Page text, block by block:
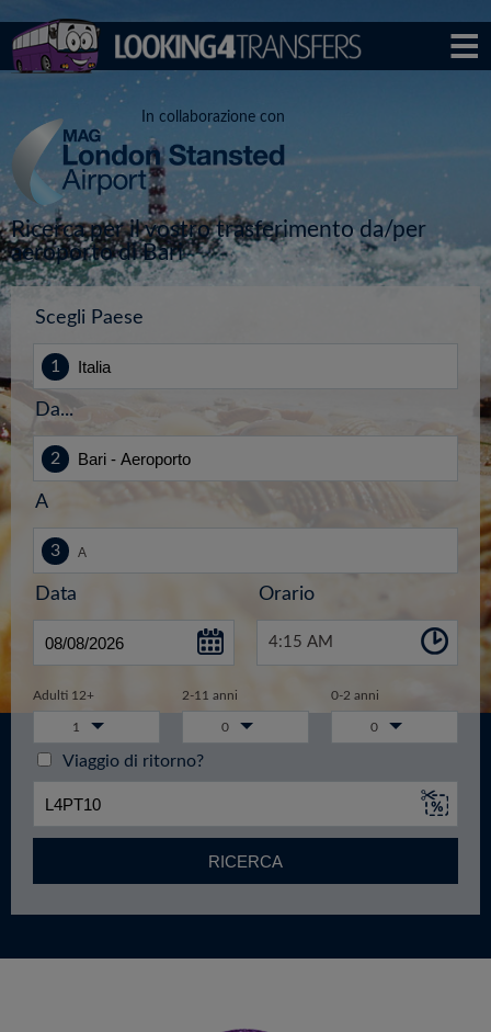
In collaborazione con
Ricerca per il vostro trasferimento da/per
aeroporto di Bari
Scegli Paese
Da...
A
Data Orario
4:15 AM
Adulti 12+ 2-11 anni 0-2 anni
1 0 0
Viaggio di ritorno?
RICERCA